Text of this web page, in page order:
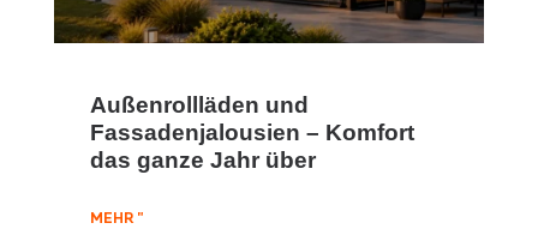
Außenrollläden und
Fassadenjalousien – Komfort
das ganze Jahr über
MEHR "